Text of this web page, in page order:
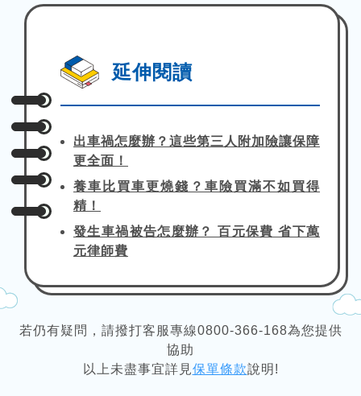
延伸閱讀
出車禍怎麼辦？這些第三人附加險讓保障
更全面！
養車比買車更燒錢？車險買滿不如買得
精！
發生車禍被告怎麼辦？ 百元保費 省下萬
元律師費
若仍有疑問，請撥打客服專線0800-366-168為您提供
協助
以上未盡事宜詳見保單條款說明!